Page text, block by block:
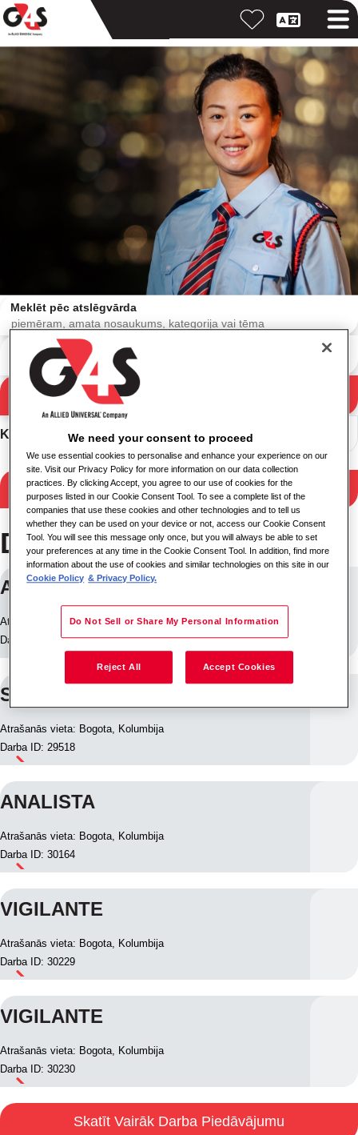
Meklēšanas rezultāti
Meklēt pēc atslēgvārda
Meklēt pēc atrašanās vietas
Kārtot
Filtrēt rezultātus
Darbs Bogota
APRENDIZ/PRACTICANTE
Atrašanās vieta: Bogota, Kolumbija
Darba ID: 29922
SUPERVISOR DE SEGURIDAD
Atrašanās vieta: Bogota, Kolumbija
Darba ID: 29518
ANALISTA
Atrašanās vieta: Bogota, Kolumbija
Darba ID: 30164
VIGILANTE
Atrašanās vieta: Bogota, Kolumbija
Darba ID: 30229
VIGILANTE
Atrašanās vieta: Bogota, Kolumbija
Darba ID: 30230
Skatīt Vairāk Darba Piedāvājumu
We need your consent to proceed
We use essential cookies to personalise and enhance your experience on our
site. Visit our Privacy Policy for more information on our data collection
practices. By clicking Accept, you agree to our use of cookies for the
purposes listed in our Cookie Consent Tool. To see a complete list of the
companies that use these cookies and other technologies and to tell us
whether they can be used on your device or not, access our Cookie Consent
Tool. You will see this message only once, but you will always be able to set
your preferences at any time in the Cookie Consent Tool. In addition, find more
information about the use of cookies and similar technologies on this site in our
Cookie Policy & Privacy Policy.
Do Not Sell or Share My Personal Information
Reject All Accept Cookies